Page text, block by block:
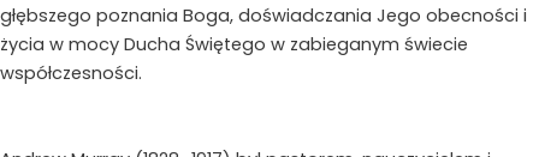
głębszego poznania Boga, doświadczania Jego obecności i
życia w mocy Ducha Świętego w zabieganym świecie
współczesności.